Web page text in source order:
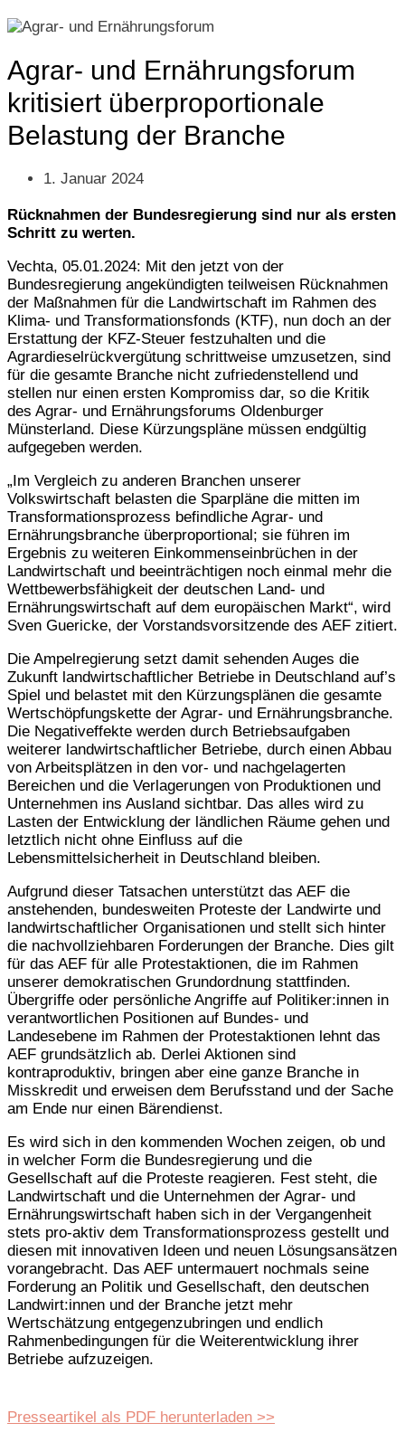
Agrar- und Ernährungsforum
kritisiert überproportionale
Belastung der Branche
1. Januar 2024
Rücknahmen der Bundesregierung sind nur als ersten
Schritt zu werten.
Vechta, 05.01.2024: Mit den jetzt von der
Bundesregierung angekündigten teilweisen Rücknahmen
der Maßnahmen für die Landwirtschaft im Rahmen des
Klima- und Transformationsfonds (KTF), nun doch an der
Erstattung der KFZ-Steuer festzuhalten und die
Agrardieselrückvergütung schrittweise umzusetzen, sind
für die gesamte Branche nicht zufriedenstellend und
stellen nur einen ersten Kompromiss dar, so die Kritik
des Agrar- und Ernährungsforums Oldenburger
Münsterland. Diese Kürzungspläne müssen endgültig
aufgegeben werden.
„Im Vergleich zu anderen Branchen unserer
Volkswirtschaft belasten die Sparpläne die mitten im
Transformationsprozess befindliche Agrar- und
Ernährungsbranche überproportional; sie führen im
Ergebnis zu weiteren Einkommenseinbrüchen in der
Landwirtschaft und beeinträchtigen noch einmal mehr die
Wettbewerbsfähigkeit der deutschen Land- und
Ernährungswirtschaft auf dem europäischen Markt“, wird
Sven Guericke, der Vorstandsvorsitzende des AEF zitiert.
Die Ampelregierung setzt damit sehenden Auges die
Zukunft landwirtschaftlicher Betriebe in Deutschland auf’s
Spiel und belastet mit den Kürzungsplänen die gesamte
Wertschöpfungskette der Agrar- und Ernährungsbranche.
Die Negativeffekte werden durch Betriebsaufgaben
weiterer landwirtschaftlicher Betriebe, durch einen Abbau
von Arbeitsplätzen in den vor- und nachgelagerten
Bereichen und die Verlagerungen von Produktionen und
Unternehmen ins Ausland sichtbar. Das alles wird zu
Lasten der Entwicklung der ländlichen Räume gehen und
letztlich nicht ohne Einfluss auf die
Lebensmittelsicherheit in Deutschland bleiben.
Aufgrund dieser Tatsachen unterstützt das AEF die
anstehenden, bundesweiten Proteste der Landwirte und
landwirtschaftlicher Organisationen und stellt sich hinter
die nachvollziehbaren Forderungen der Branche. Dies gilt
für das AEF für alle Protestaktionen, die im Rahmen
unserer demokratischen Grundordnung stattfinden.
Übergriffe oder persönliche Angriffe auf Politiker:innen in
verantwortlichen Positionen auf Bundes- und
Landesebene im Rahmen der Protestaktionen lehnt das
AEF grundsätzlich ab. Derlei Aktionen sind
kontraproduktiv, bringen aber eine ganze Branche in
Misskredit und erweisen dem Berufsstand und der Sache
am Ende nur einen Bärendienst.
Es wird sich in den kommenden Wochen zeigen, ob und
in welcher Form die Bundesregierung und die
Gesellschaft auf die Proteste reagieren. Fest steht, die
Landwirtschaft und die Unternehmen der Agrar- und
Ernährungswirtschaft haben sich in der Vergangenheit
stets pro-aktiv dem Transformationsprozess gestellt und
diesen mit innovativen Ideen und neuen Lösungsansätzen
vorangebracht. Das AEF untermauert nochmals seine
Forderung an Politik und Gesellschaft, den deutschen
Landwirt:innen und der Branche jetzt mehr
Wertschätzung entgegenzubringen und endlich
Rahmenbedingungen für die Weiterentwicklung ihrer
Betriebe aufzuzeigen.
Presseartikel als PDF herunterladen >>